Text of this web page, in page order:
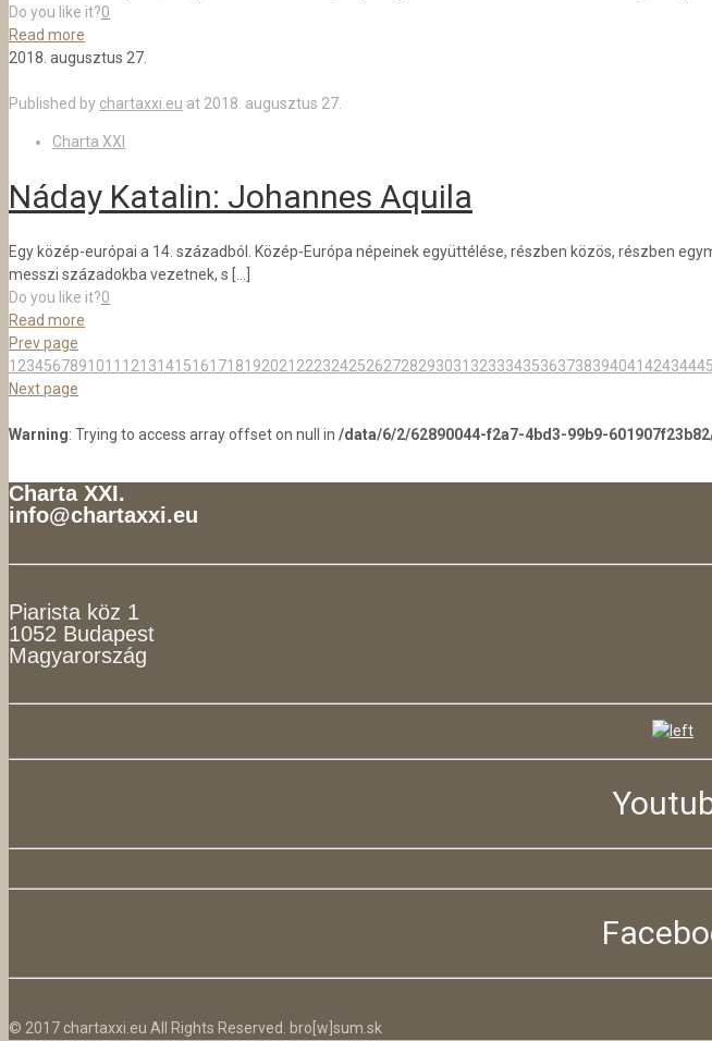
Do you like it?0
Read more
2018. augusztus 27.
Published by chartaxxi.eu at 2018. augusztus 27.
Charta XXI
Náday Katalin: Johannes Aquila
Egy közép-európai a 14. századból. Közép-Európa népeinek együttélése, részben közös, részben
messzi századokba vezetnek, s
Do you like it?0
Read more
Prev page
1 234567891011 12131415161718192021 22232425262728293031 32333435363738394041 42434445
Next page
Warning: Trying to access array offset on null in /data/6/2/62890044-f2a7-4bd3-99b9-
Charta XXI.
info@chartaxxi.eu
Piarista köz 1
1052 Budapest
Magyarország
© 2017 chartaxxi.eu All Rights Reserved. bro[w]sum.sk